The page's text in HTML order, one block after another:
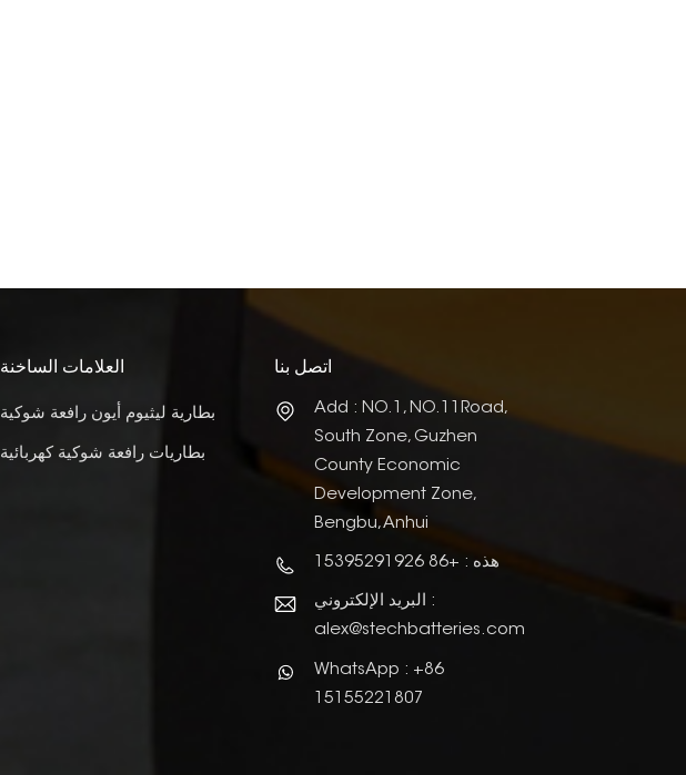
العلامات الساخنة
بطارية ليثيوم أيون رافعة شوكية
بطاريات رافعة شوكية كهربائية
اتصل بنا
Add : NO.1, NO.11Road,
South Zone, Guzhen
County Economic
Development Zone,
Bengbu, Anhui
هذه : +86 15395291926
البريد الإلكتروني :
alex@stechbatteries.com
WhatsApp : +86
15155221807